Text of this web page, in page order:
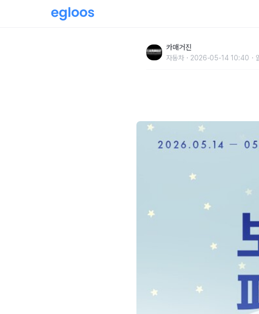
카매거진
자동차 2026-05-14 10:40